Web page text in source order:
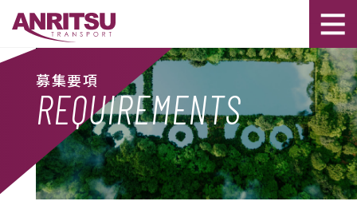
募集要項
REQUIREMENTS